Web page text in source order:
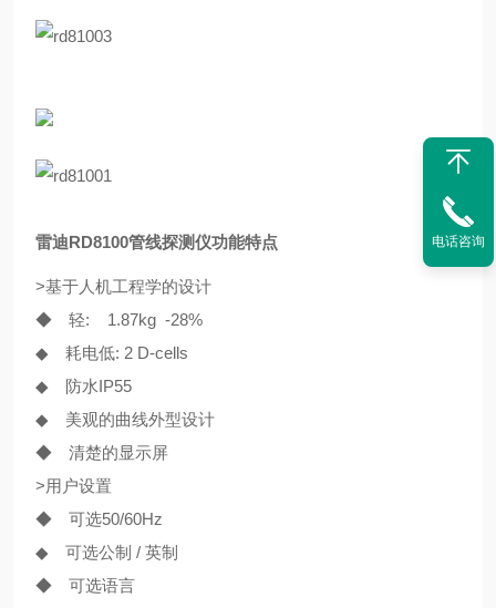
雷迪RD8100管线探测仪功能特点
>基于人机工程学的设计
◆ 轻: 1.87kg -28%
◆ 耗电低: 2 D-cells
◆ 防水IP55
◆ 美观的曲线外型设计
◆ 清楚的显示屏
>用户设置
◆ 可选50/60Hz
◆ 可选公制 / 英制
◆ 可选语言
电话咨询